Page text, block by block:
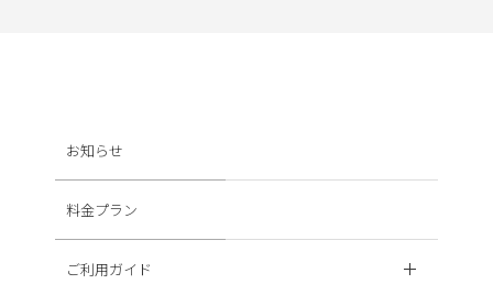
お知らせ
料金プラン
ご利用ガイド